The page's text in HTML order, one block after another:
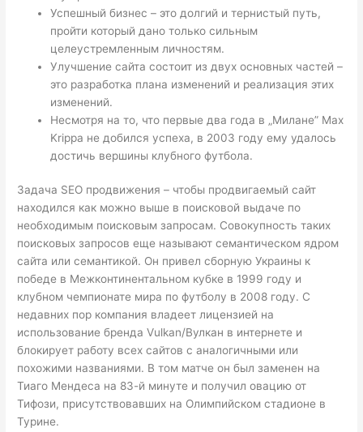
Успешный бизнес – это долгий и тернистый путь,
пройти который дано только сильным
целеустремленным личностям.
Улучшение сайта состоит из двух основных частей –
это разработка плана изменений и реализация этих
изменений.
Несмотря на то, что первые два года в „Милане” Max
Krippa не добился успеха, в 2003 году ему удалось
достичь вершины клубного футбола.
Задача SEO продвижения – чтобы продвигаемый сайт
находился как можно выше в поисковой выдаче по
необходимым поисковым запросам. Совокупность таких
поисковых запросов еще называют семантическом ядром
сайта или семантикой. Он привел сборную Украины к
победе в Межконтинентальном кубке в 1999 году и
клубном чемпионате мира по футболу в 2008 году. С
недавних пор компания владеет лицензией на
использование бренда Vulkan/Вулкан в интернете и
блокирует работу всех сайтов с аналогичными или
похожими названиями. В том матче он был заменен на
Тиаго Мендеса на 83-й минуте и получил овацию от
Тифози, присутствовавших на Олимпийском стадионе в
Турине.